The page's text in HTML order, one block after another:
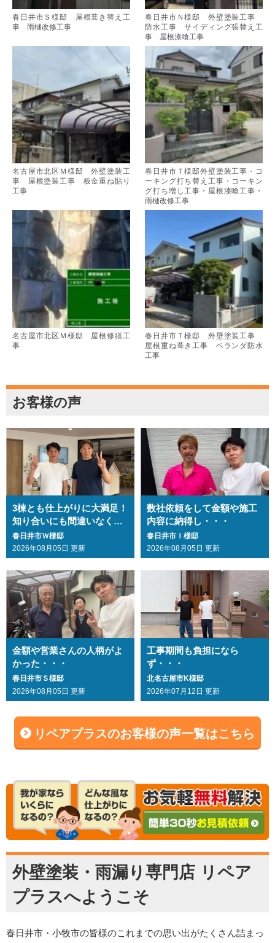
春日井市Ｓ様邸 屋根葺き替え工
事 雨樋改修工事
春日井市Ｎ様邸 外壁塗装工事
防水工事 サイディング張替え工
事 屋根漆喰工事
名古屋市北区Ｍ様邸 外壁塗装工
事 屋根塗装工事 板金重ね貼り
工事
春日井市Ｔ様邸外壁塗装工事・コ
ーキング打ち替え工事・コーキン
グ打ち増し工事・屋根漆喰工事・
雨樋改修工事
名古屋市北区Ｍ様邸 屋根修繕工
事
春日井市Ｔ様邸 外壁塗装工事
屋根重ね葺き工事 ベランダ防水
工事
お客様の声
3棟とも仕上がりに大満足！
知り合いにも間違いなくお
勧めします・・・
春日井市Ｗ様邸
2026年08月05日 更新
数社依頼をして金額や施工
内容に納得し・・・
春日井市Ｉ様邸
2026年08月05日 更新
金額や営業さんの人柄がよ
かった・・・
春日井市Ｓ様邸
2026年08月05日 更新
工事期間も負担になら
ず・・・
北名古屋市K様邸
2026年07月12日 更新
リペアプラスのお客様の声一覧はこちら
外壁塗装・雨漏り専門店 リペア
プラスへようこそ
春日井市・小牧市の皆様のこれまでの思い出がたくさん詰まっ